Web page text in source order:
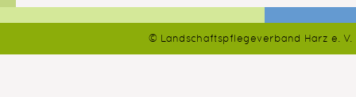
© Landschaftspflegeverband Harz e.